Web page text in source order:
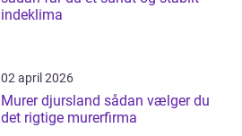
indeklima
02 april 2026
Murer djursland sådan vælger du
det rigtige murerfirma